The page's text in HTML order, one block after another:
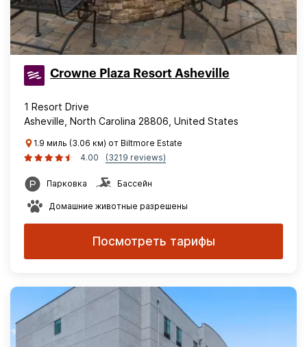
Crowne Plaza Resort Asheville
1 Resort Drive
Asheville, North Carolina 28806, United States
1.9 миль (3.06 км) от Biltmore Estate
4.00
(3219 reviews)
Парковка Бассейн
Домашние животные разрешены
Посмотреть тарифы